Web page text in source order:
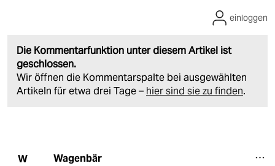
Die Kommentarfunktion unter diesem Artikel ist
geschlossen.
Wir öffnen die Kommentarspalte bei ausgewählten
Artikeln für etwa drei Tage – hier sind sie zu finden.
einloggen
W Wagenbär